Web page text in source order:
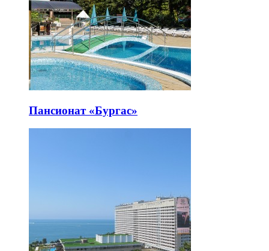
Пансионат «Бургас»